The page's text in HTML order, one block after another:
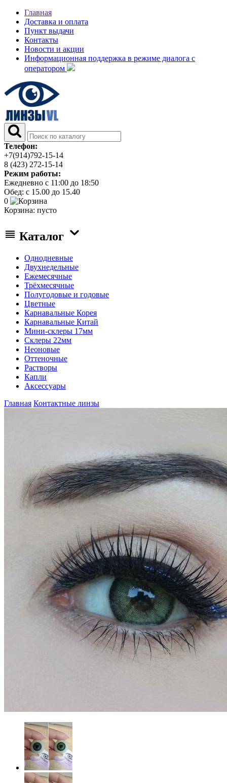
Главная
Доставка и оплата
Пункт выдачи
Контакты
Новости и акции
Информационная поддержка в режиме диалога с
оператором
Телефон:
+7(914)792-15-14
8 (423) 272-15-14
Режим работы:
Ежедневно с 11:00 до 18:50
Обед: с 15.00 до 15.40
0
Корзина: пусто
Каталог
Однодневные
Двухнедельные
Ежемесячные
Трёхмесячные
Полугодовые и годовые
Цветные
Карнавальные Корея
Карнавальные Китай
Мини-склеры 17мм
Склеры 22мм
Неоновые
Оттеночные
Растворы
Капли
Аксессуары
Главная Контактные линзы